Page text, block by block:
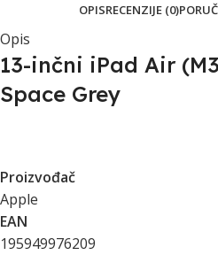
OPISRECENZIJE (0)
Opis
13-inčni iPad Air
Space Grey
Proizvođač
Apple
EAN
195949976209